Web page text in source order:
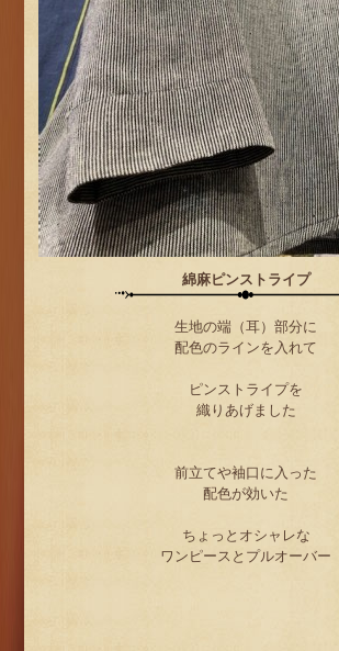
綿麻ピンストライプ
生地の端（耳）部分に
配色のラインを入れて
ピンストライプを
織りあげました
前立てや袖口に入った
配色が効いた
ちょっとオシャレな
ワンピースとプルオーバー